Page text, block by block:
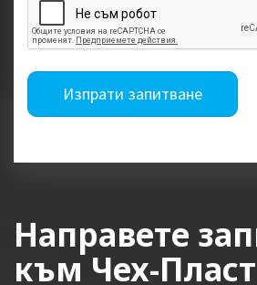
Изпрати запитване
Направете
към Чех-Пласт